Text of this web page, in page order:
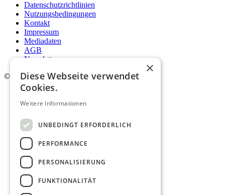
Datenschutzrichtlinien
Nutzungsbedingungen
Kontakt
Impressum
Mediadaten
AGB
Newsletter
© 2026. Alle Rechte vorbehalten.
×
Diese Webseite verwendet
Cookies.
Weitere Informationen
UNBEDINGT ERFORDERLICH
PERFORMANCE
PERSONALISIERUNG
FUNKTIONALITÄT